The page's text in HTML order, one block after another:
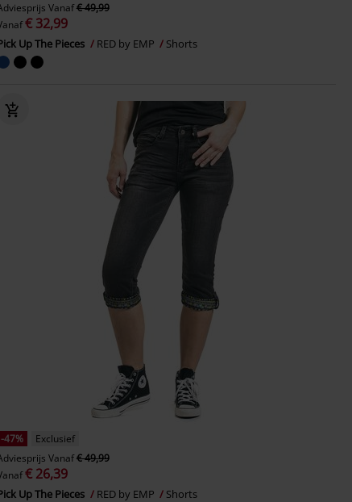
Vanaf€ 49,99
€ 32,99
Up The Pieces RED by EMP Shorts
-47%
Exclusief
Vanaf€ 49,99
€ 26,39
Up The Pieces RED by EMP Shorts